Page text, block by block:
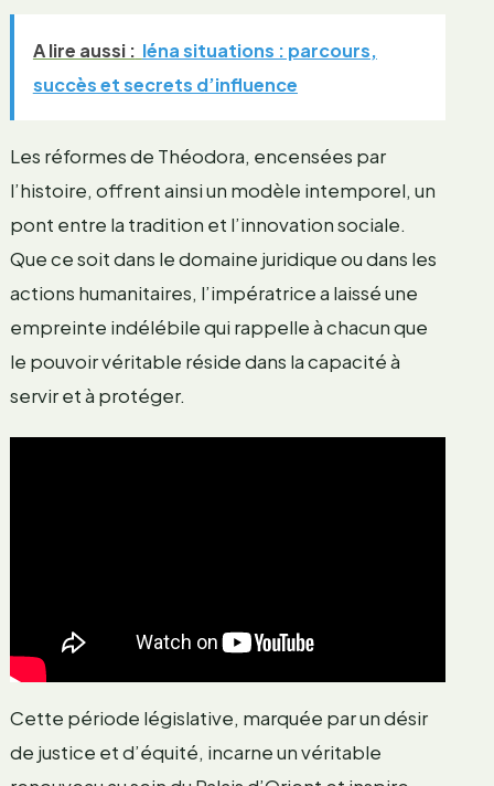
A lire aussi : léna situations : parcours,
succès et secrets d’influence
Les réformes de Théodora, encensées par
l’histoire, offrent ainsi un modèle intemporel, un
pont entre la tradition et l’innovation sociale.
Que ce soit dans le domaine juridique ou dans les
actions humanitaires, l’impératrice a laissé une
empreinte indélébile qui rappelle à chacun que
le pouvoir véritable réside dans la capacité à
servir et à protéger.
Cette période législative, marquée par un désir
de justice et d’équité, incarne un véritable